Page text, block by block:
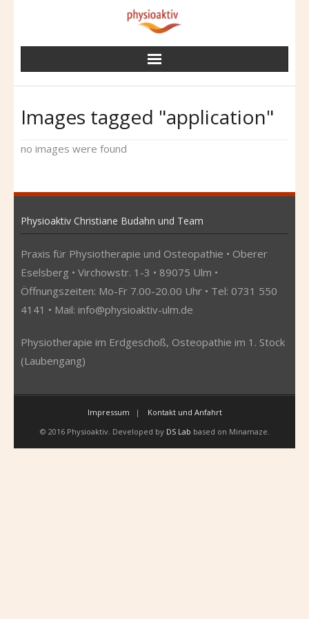
Images tagged "application"
no images were found
Physioaktiv Christiane Budahn und Team
Praxis für Physiotherapie und Osteopathie • Oberer
Eselsberg • Virchowstr. 1-3 • 89075 Ulm •
Öffnungszeiten: Mo-Fr 7.00-20.00 Uhr • Tel: 0731 550
4141 • Mail: info@physioaktiv-ulm.de
Physiotherapie im Erdgeschoß, Osteopathie im 1. Stock
(Laubengang)
Impressum
Kontakt und Anfahrt
© 2016 Physioaktiv. Developed by DS Lab based on Minamaze.